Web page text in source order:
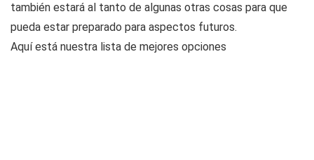
también estará al tanto de algunas otras cosas para que
pueda estar preparado para aspectos futuros.
Aquí está nuestra lista de mejores opciones